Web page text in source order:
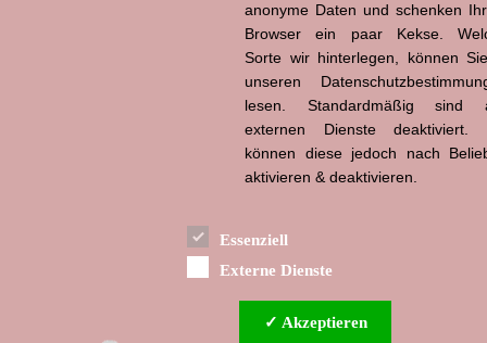
anonyme Daten und schenken
Browser ein paar Kekse.
Sorte wir hinterlegen, können
unseren
lesen. Standardmäßig sind
externen Dienste deaktiviert.
können diese jedoch nach
aktivieren & deaktivieren.
Essenziell
Externe Dienste
✓ Akzeptieren